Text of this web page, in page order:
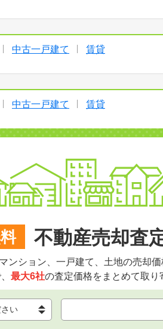
中古一戸建て 賃貸
中古一戸建て 賃貸
不動産売却査
ンション、一戸建て、土地の売却価
最大6社の査定価格をまとめて取り